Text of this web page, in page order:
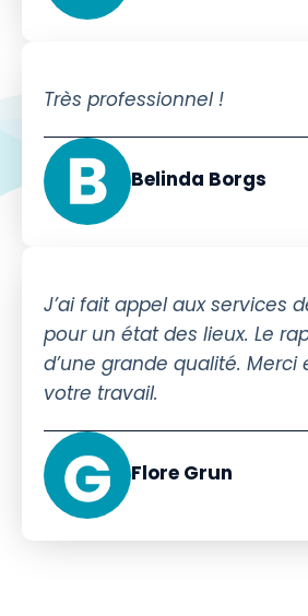
Très professionnel !
Belinda Borgs
J’ai fait appel aux services
pour un état des lieux. Le
d’une grande qualité. Merci
votre travail.
Flore Grun